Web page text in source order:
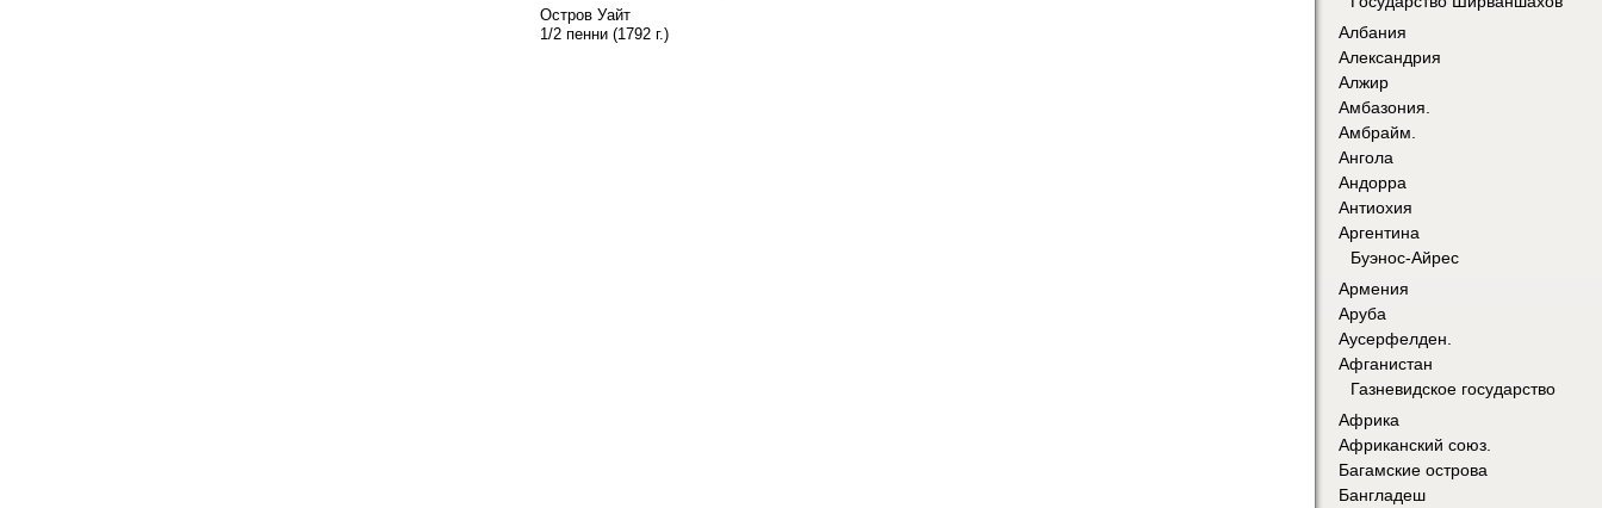
Остров Уайт
1/2 пенни (1792 г.)
Албания
Александрия
Алжир
Амбазония.
Амбрайм.
Ангола
Андорра
Антиохия
Аргентина
Буэнос-Айрес
Армения
Аруба
Аусерфелден.
Афганистан
Газневидское государство
Африка
Африканский союз.
Багамские острова
Бангладеш